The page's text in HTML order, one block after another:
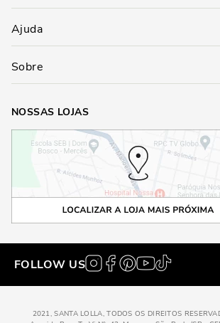
Ajuda
Sobre
NOSSAS LOJAS
FOLLOW US
2021, SANTA LOLLA, TODOS OS DIREITOS